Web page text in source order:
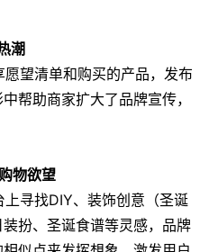
潮
望清单和购买的产品，发布
帮助商家扩大了品牌宣传，
物欲望
寻找DIY、装饰创意（圣诞
扮、圣诞食谱等灵感，品牌